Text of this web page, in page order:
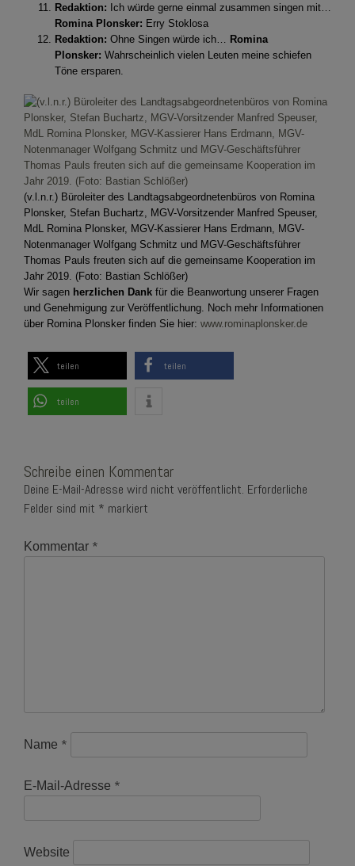
Redaktion: Ich würde gerne einmal zusammen singen mit…
Romina Plonsker: Erry Stoklosa
Redaktion: Ohne Singen würde ich… Romina
Plonsker: Wahrscheinlich vielen Leuten meine schiefen
Töne ersparen.
(v.l.n.r.) Büroleiter des Landtagsabgeordnetenbüros von Romina
Plonsker, Stefan Buchartz, MGV-Vorsitzender Manfred Speuser,
MdL Romina Plonsker, MGV-Kassierer Hans Erdmann, MGV-
Notenmanager Wolfgang Schmitz und MGV-Geschäftsführer
Thomas Pauls freuten sich auf die gemeinsame Kooperation im
Jahr 2019. (Foto: Bastian Schlößer)
Wir sagen herzlichen Dank für die Beanwortung unserer Fragen
und Genehmigung zur Veröffentlichung. Noch mehr Informationen
über Romina Plonsker finden Sie hier: www.rominaplonsker.de
teilen teilen
teilen
Schreibe einen Kommentar
Deine E-Mail-Adresse wird nicht veröffentlicht. Erforderliche
Felder sind mit * markiert
Kommentar *
Name *
E-Mail-Adresse *
Website